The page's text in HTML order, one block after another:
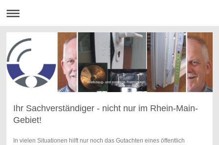
Werkzeug- und sonstige Formspuren
Ihr Sachverständiger - nicht nur im Rhein-Main-
Gebiet!
In vielen Situationen hilft nur noch das Gutachten eines öffentlich